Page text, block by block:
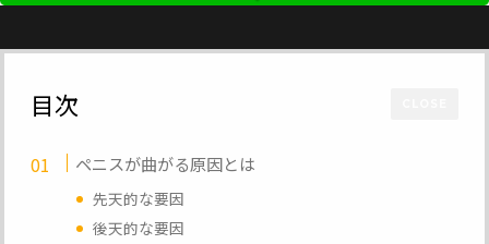
目次
ペニスが曲がる原因とは
先天的な要因
後天的な要因